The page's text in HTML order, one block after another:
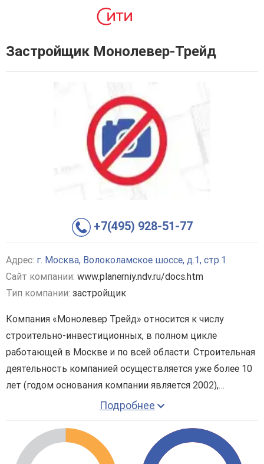
Застройщик Монолевер-Трейд
+7(495) 928-51-77
Адрес: г. Москва, Волоколамское шоссе, д.1, стр.1
Сайт компании: www.planerniy.ndv.ru/docs.htm
Тип компании: застройщик
Компания «Монолевер Трейд» относится к числу
строительно-инвестиционных, в полном цикле
работающей в Москве и по всей области. Строительная
деятельность компанией осуществляется уже более 10
лет (годом основания компании является 2002),
относясь к числу крупнейших участников рынка
нескольких проектов в Москве и ее окрестностях,
причем реализация каждого из проектов заканчивалась
Подробнее